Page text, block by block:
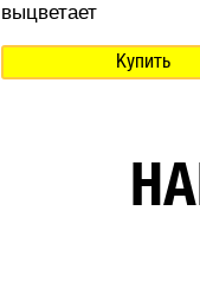
выцветает
Купить